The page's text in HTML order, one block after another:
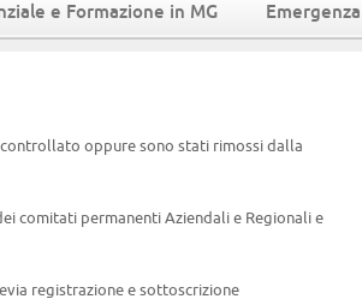
e Formazione in MG
oppure sono stati rimossi dalla
comitati permanenti Aziendali e Regionali e
registrazione e sottoscrizione